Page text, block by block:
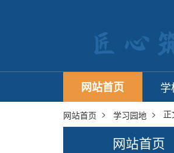
网站首页
网站首页 > 学习园地 > 正
网站首页